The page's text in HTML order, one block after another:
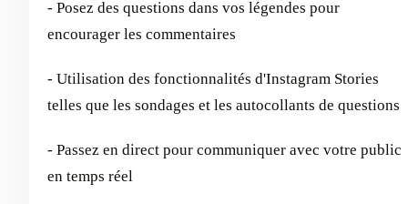
- Posez des questions dans vos légendes pour
encourager les commentaires
- Utilisation des fonctionnalités d'Instagram Stories
telles que les sondages et les autocollants de questions
- Passez en direct pour communiquer avec votre public
en temps réel